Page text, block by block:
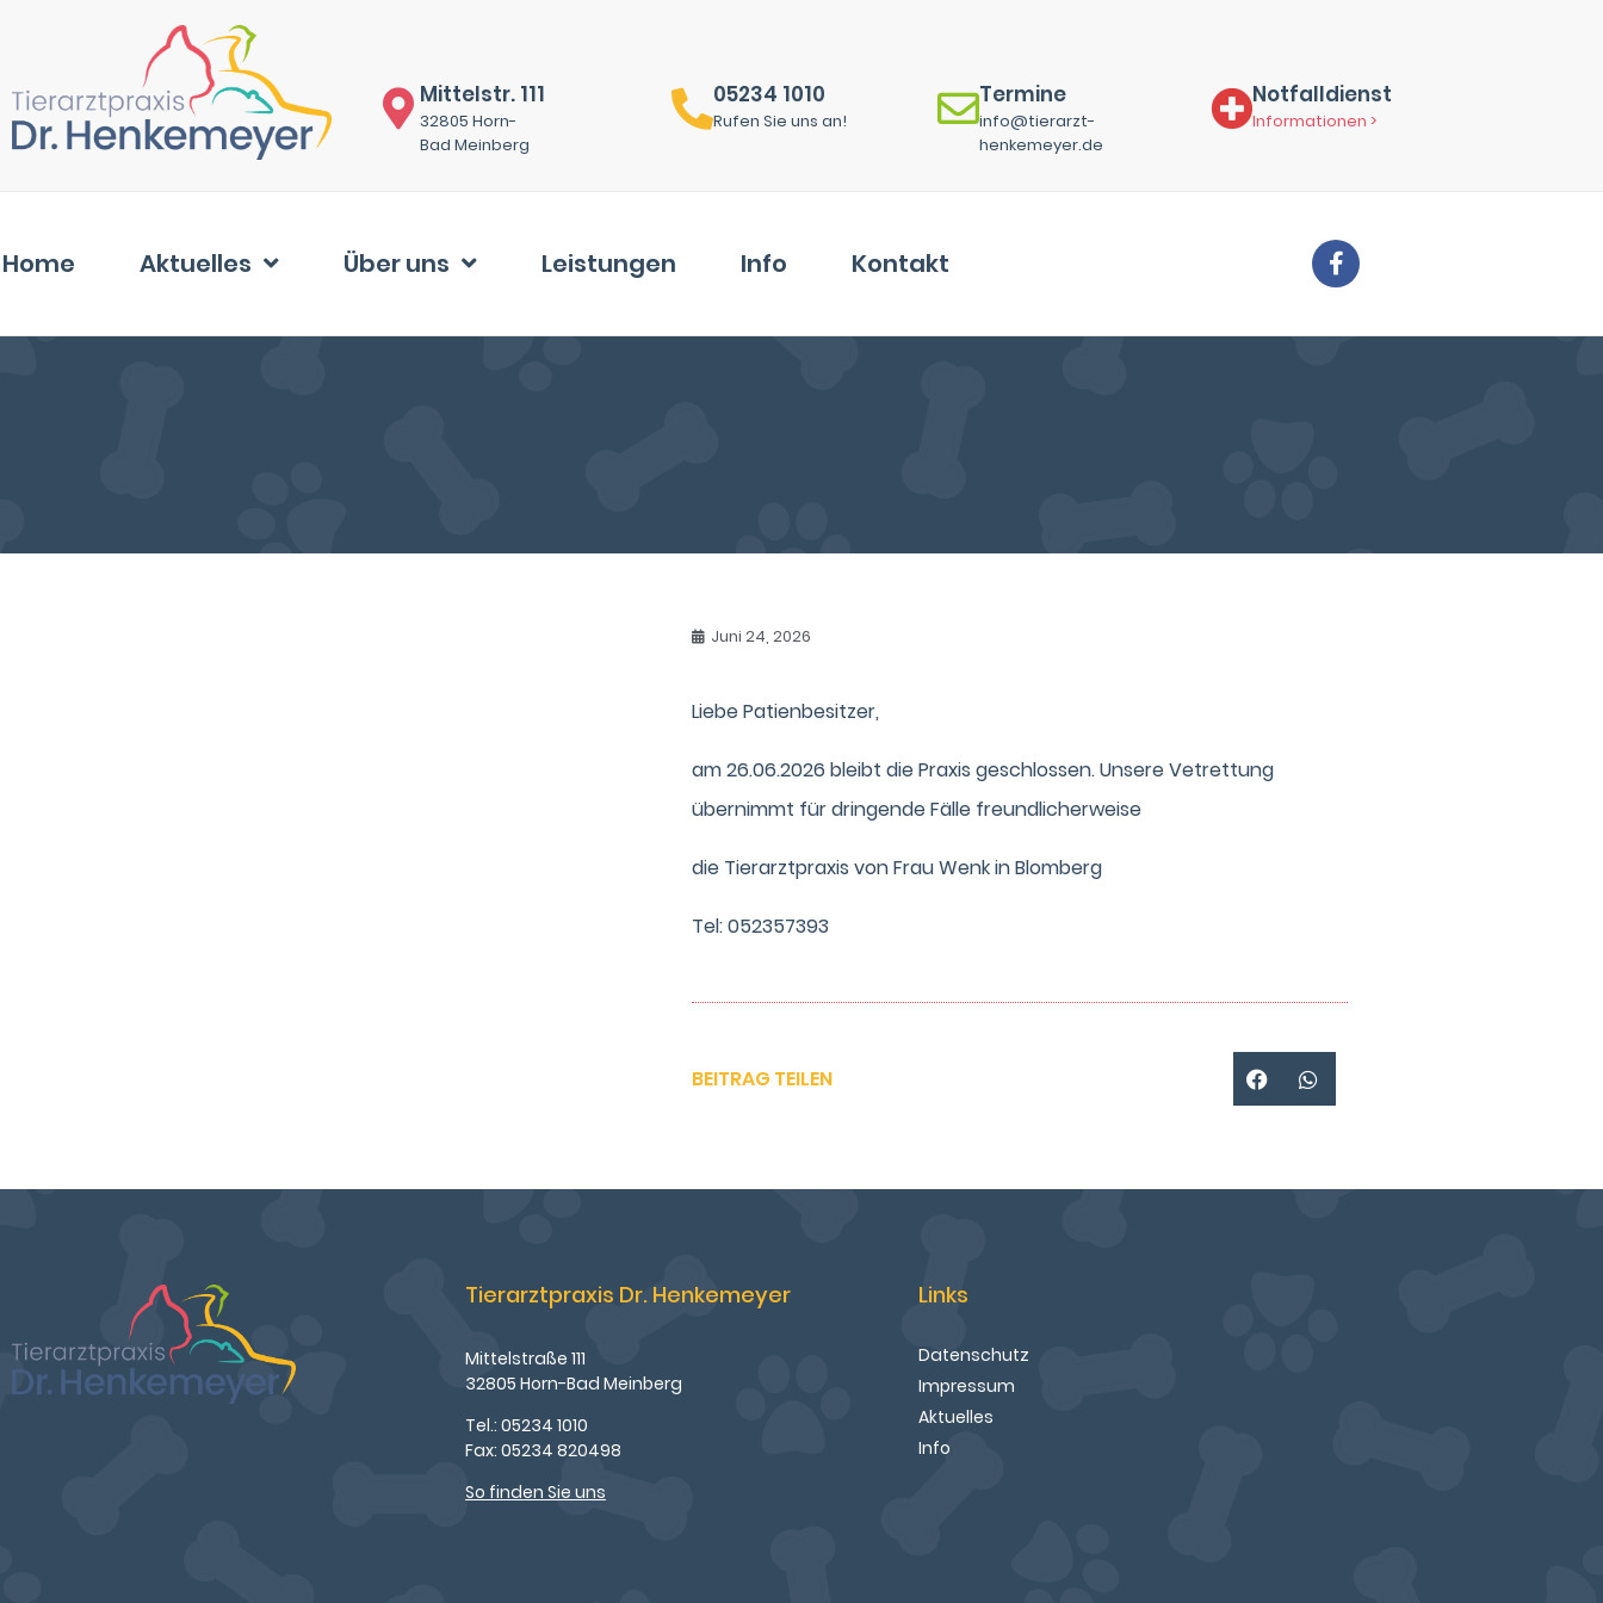
Mittelstr. 111
32805 Horn-
Bad Meinberg
05234 1010
Rufen Sie uns an!
Termine
info@tierarzt-
henkemeyer.de
Notfalldienst
Informationen >
Home Aktuelles Über uns Leistungen Info Kontakt
Juni 24, 2026
Liebe Patienbesitzer,
am 26.06.2026 bleibt die Praxis geschlossen. Unsere Vetrettung
übernimmt für dringende Fälle freundlicherweise
die Tierarztpraxis von Frau Wenk in Blomberg
Tel: 052357393
BEITRAG TEILEN
Tierarztpraxis Dr. Henkemeyer
Mittelstraße 111
32805 Horn-Bad Meinberg
Tel.: 05234 1010
Fax: 05234 820498
So finden Sie uns
Links
Datenschutz
Impressum
Aktuelles
Info